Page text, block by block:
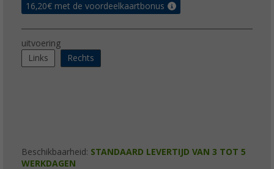
16,20€ met de voordeelkaartbonus
uitvoering
Links
Rechts
Beschikbaarheid: STANDAARD LEVERTIJD VAN 3 TOT 5
WERKDAGEN